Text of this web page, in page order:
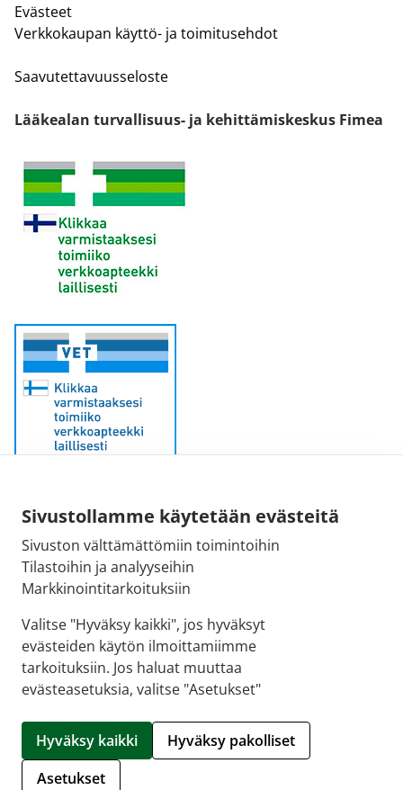
Sivustollamme käytetään evästeitä
Sivuston välttämättömiin toimintoihin
Tilastoihin ja analyyseihin
Markkinointitarkoituksiin
Valitse "Hyväksy kaikki", jos hyväksyt
evästeiden käytön ilmoittamiimme
tarkoituksiin. Jos haluat muuttaa
evästeasetuksia, valitse "Asetukset"
Hyväksy kaikki
Hyväksy pakolliset
Asetukset
Evästeet
Verkkokaupan käyttö- ja toimitusehdot
Saavutettavuusseloste
Lääkealan turvallisuus- ja kehittämiskeskus Fimea
Sähköpostiosoite:
kirjaamo@fimea.fi
Fimean vaihde:
029 522 3341
© 2026 Suomussalmen apteekin verkkoapteekki |
Hallitse evästeitä